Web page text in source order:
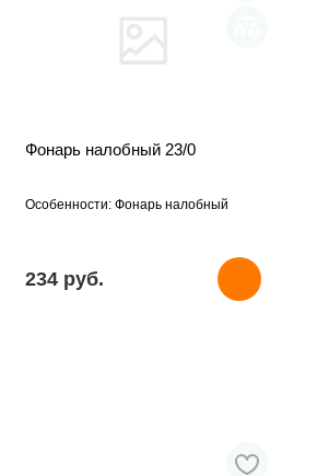
Фонарь налобный 23/0
Особенности: Фонарь налобный
234 pуб.